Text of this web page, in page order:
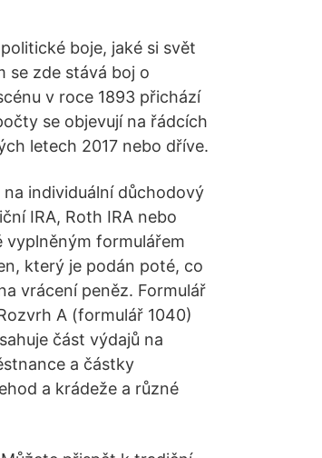
boje, jaké si svět
se zde stává boj o
v roce 1893 přichází
se objevují na řádcích
letech 2017 nebo dříve.
individuální důchodový
IRA, Roth IRA nebo
vyplněným formulářem
který je podán poté, co
vrácení peněz. Formulář
A (formulář 1040)
část výdajů na
a částky
a krádeže a různé